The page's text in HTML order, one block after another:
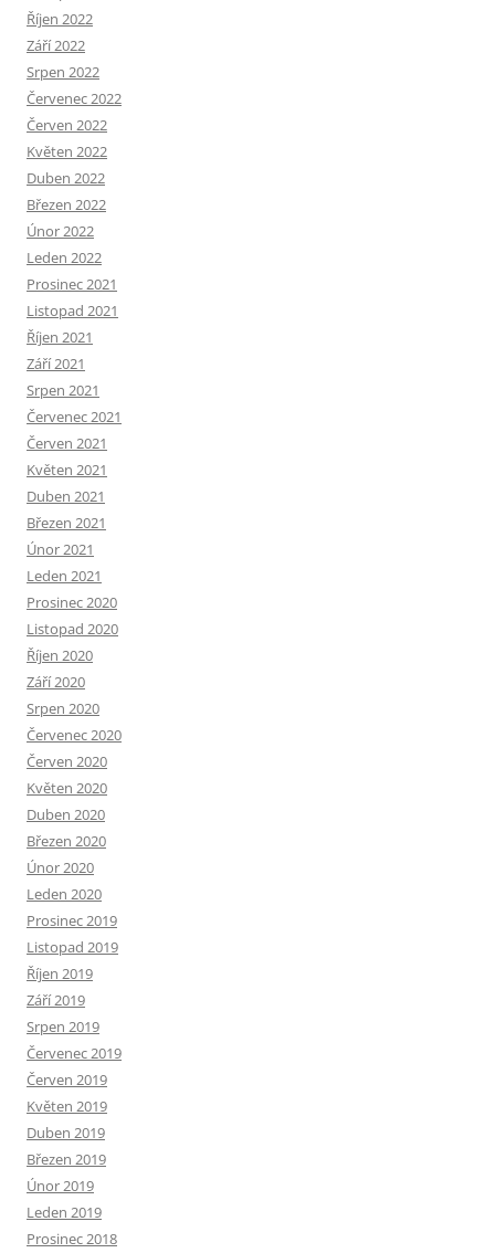
Říjen 2022
Září 2022
Srpen 2022
Červenec 2022
Červen 2022
Květen 2022
Duben 2022
Březen 2022
Únor 2022
Leden 2022
Prosinec 2021
Listopad 2021
Říjen 2021
Září 2021
Srpen 2021
Červenec 2021
Červen 2021
Květen 2021
Duben 2021
Březen 2021
Únor 2021
Leden 2021
Prosinec 2020
Listopad 2020
Říjen 2020
Září 2020
Srpen 2020
Červenec 2020
Červen 2020
Květen 2020
Duben 2020
Březen 2020
Únor 2020
Leden 2020
Prosinec 2019
Listopad 2019
Říjen 2019
Září 2019
Srpen 2019
Červenec 2019
Červen 2019
Květen 2019
Duben 2019
Březen 2019
Únor 2019
Leden 2019
Prosinec 2018